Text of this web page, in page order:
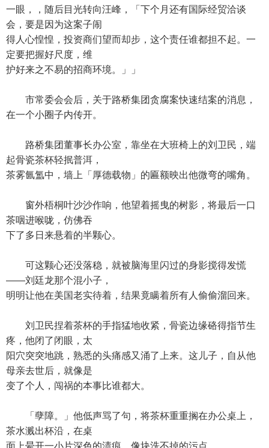
一眼，，随后目光转向汪峰，「下个月还有国际经贸洽谈
会，要是因为这案子闹
得人心惶惶，投资商们望而却步，这个责任谁都担不起。一
定要把握好尺度，维
护好来之不易的招商环境。」」
市常委会会后，关于路桥集团贪腐案快速结案的消息，
在一个小圈子内传开。
路桥集团董事长办公室，靠坐在大班椅上的刘卫民，端
起骨瓷茶杯轻抿普洱，
茶雾氤氲中，墙上「厚德载物」的匾额映出他微弯的嘴角。
窗外梧桐叶沙沙作响，他望着摇曳的树影，将最后一口
茶咽进喉咙，仿佛吞
下了多日来悬着的半颗心。
可这颗心还没落稳，就被脑海里闪过的身影搅得发慌
——刘廷龙那个混小子，
明明让他在美国老实待着，结果竟瞒着所有人偷偷溜回来。
刘卫民捏着茶杯的手指猛地收紧，骨瓷边缘硌得指节生
疼，他闭了闭眼，太
阳穴突突地跳，熟悉的头痛感又涌了上来。这儿子，自从他
母亲去世后，就像是
变了个人，闯祸的本事比谁都大。
「孽障。」他低声骂了句，将茶杯重重搁在办公桌上，
茶水溅出杯沿，在桌
面上晕开一小片深色的渍痕，像块洗不掉的污点。